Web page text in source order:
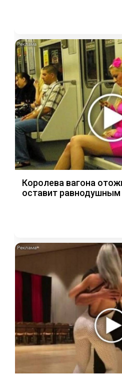
Королева вагона
оставит равнодушным